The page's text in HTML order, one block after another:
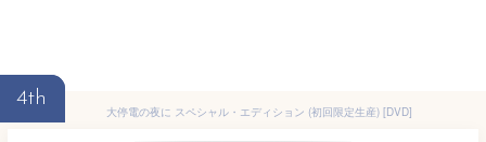
4th
大停電の夜に スペシャル・エディション (初回限定生産) [DVD]